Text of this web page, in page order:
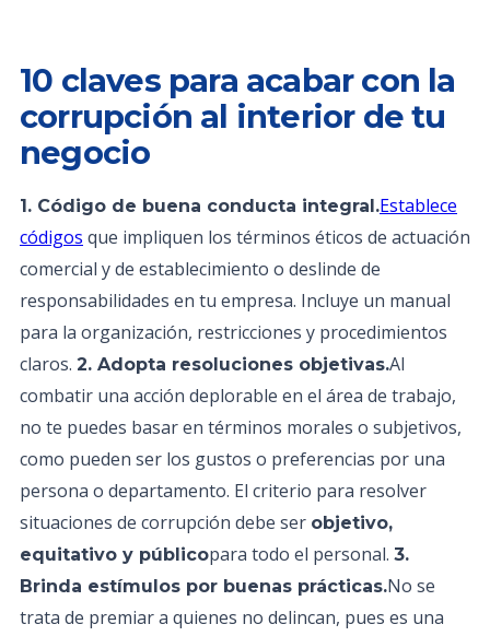
10 claves para acabar con la
corrupción al interior de tu
negocio
1. Código de buena conducta integral.Establece
códigos que impliquen los términos éticos de actuación
comercial y de establecimiento o deslinde de
responsabilidades en tu empresa. Incluye un manual
para la organización, restricciones y procedimientos
claros. 2. Adopta resoluciones objetivas.Al
combatir una acción deplorable en el área de trabajo,
no te puedes basar en términos morales o subjetivos,
como pueden ser los gustos o preferencias por una
persona o departamento. El criterio para resolver
situaciones de corrupción debe ser objetivo,
equitativo y públicopara todo el personal. 3.
Brinda estímulos por buenas prácticas.No se
trata de premiar a quienes no delincan, pues es una